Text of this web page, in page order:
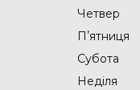
Четвер
Пʼятниця
Субота
Неділя